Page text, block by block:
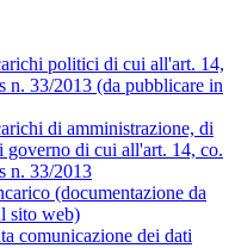
politici di cui all'art. 14,
n. 33/2013 (da pubblicare in
di amministrazione, di
governo di cui all'art. 14, co.
n. 33/2013
(documentazione da
sito web)
comunicazione dei dati